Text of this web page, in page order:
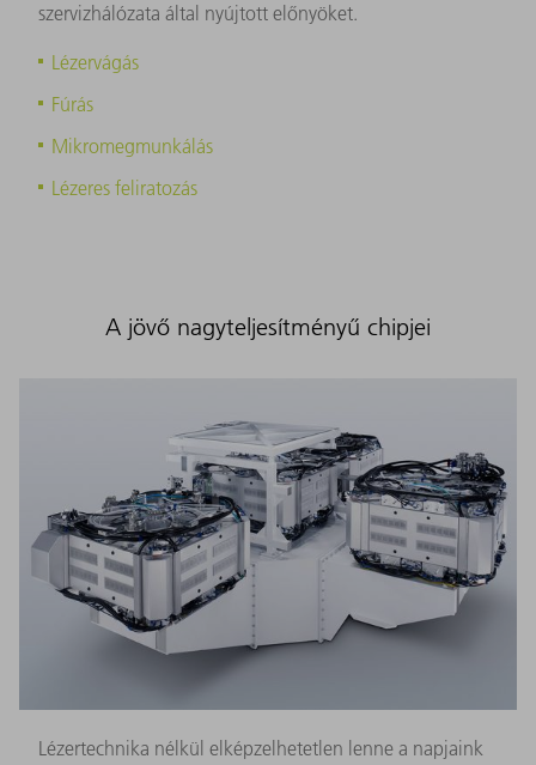
szervizhálózata által nyújtott előnyöket.
Lézervágás
Fúrás
Mikromegmunkálás
Lézeres feliratozás
A jövő nagyteljesítményű chipjei
Lézertechnika nélkül elképzelhetetlen lenne a napjaink